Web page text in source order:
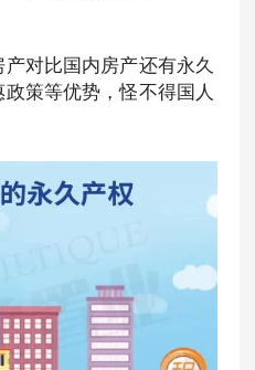
对比国内房产还有永久
策等优势，怪不得国人